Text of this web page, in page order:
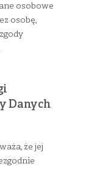
osobowe
osobę,
Danych
że jej